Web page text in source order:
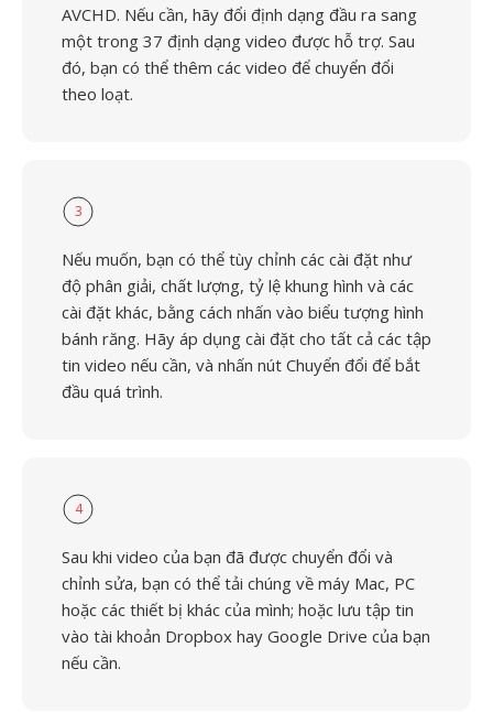
AVCHD. Nếu cần, hãy đổi định dạng đầu ra sang
một trong 37 định dạng video được hỗ trợ. Sau
đó, bạn có thể thêm các video để chuyển đổi
theo loạt.
3
Nếu muốn, bạn có thể tùy chỉnh các cài đặt như
độ phân giải, chất lượng, tỷ lệ khung hình và các
cài đặt khác, bằng cách nhấn vào biểu tượng hình
bánh răng. Hãy áp dụng cài đặt cho tất cả các tập
tin video nếu cần, và nhấn nút Chuyển đổi để bắt
đầu quá trình.
4
Sau khi video của bạn đã được chuyển đổi và
chỉnh sửa, bạn có thể tải chúng về máy Mac, PC
hoặc các thiết bị khác của mình; hoặc lưu tập tin
vào tài khoản Dropbox hay Google Drive của bạn
nếu cần.